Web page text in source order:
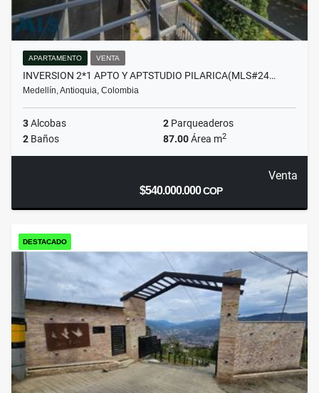
APARTAMENTO VENTA
INVERSION 2*1 APTO Y APTSTUDIO PILARICA(MLS#24…
Medellín, Antioquia, Colombia
3Alcobas 2 Parqueaderos
2 Baños 87.00Área m2
Venta
$540.000.000COP
DESTACADO